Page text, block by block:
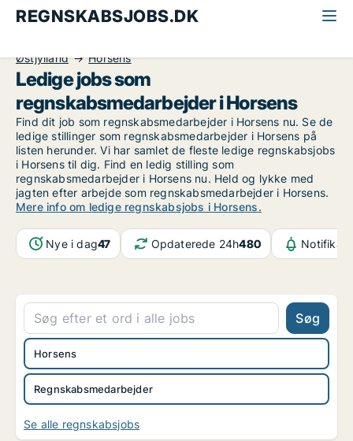
REGNSKABSJOBS.DK
Østjylland
Horsens
Ledige jobs som
regnskabsmedarbejder i Horsens
Find dit job som regnskabsmedarbejder i Horsens nu. Se de
ledige stillinger som regnskabsmedarbejder i Horsens på
listen herunder. Vi har samlet de fleste ledige regnskabsjobs
i Horsens til dig. Find en ledig stilling som
regnskabsmedarbejder i Horsens nu. Held og lykke med
jagten efter arbejde som regnskabsmedarbejder i Horsens.
Mere info om ledige regnskabsjobs i Horsens.
Nye i dag47 Opdaterede 24h480
Søg
Regnskabsmedarbejder
Horsens
Se alle regnskabsjobs